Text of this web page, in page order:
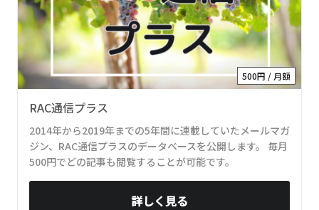
500円 / 月額
RAC通信プラス
2014年から2019年までの5年間に連載していたメールマガ
ジン、RAC通信プラスのデータベースを公開します。 毎月
500円でどの記事も閲覧することが可能です。
詳しく見る